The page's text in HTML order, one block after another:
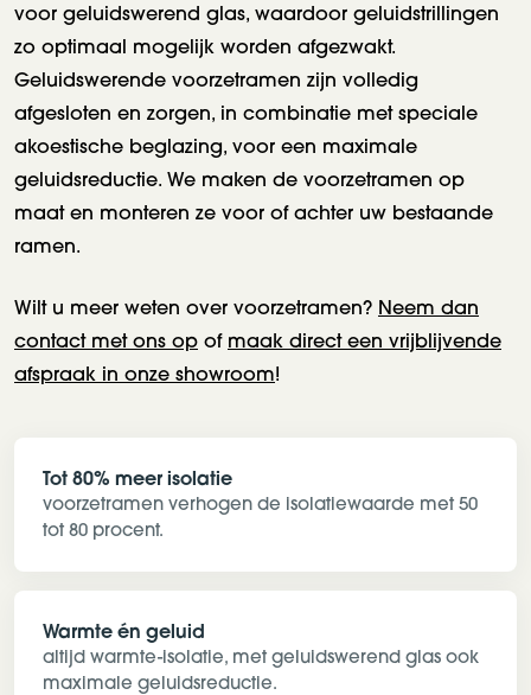
voor geluidswerend glas, waardoor geluidstrillingen
zo optimaal mogelijk worden afgezwakt.
Geluidswerende voorzetramen zijn volledig
afgesloten en zorgen, in combinatie met speciale
akoestische beglazing, voor een maximale
geluidsreductie. We maken de voorzetramen op
maat en monteren ze voor of achter uw bestaande
ramen.
Wilt u meer weten over voorzetramen? Neem dan
contact met ons op of maak direct een vrijblijvende
afspraak in onze showroom!
Tot 80% meer isolatie
voorzetramen verhogen de isolatiewaarde met 50
tot 80 procent.
Warmte én geluid
altijd warmte-isolatie, met geluidswerend glas ook
maximale geluidsreductie.